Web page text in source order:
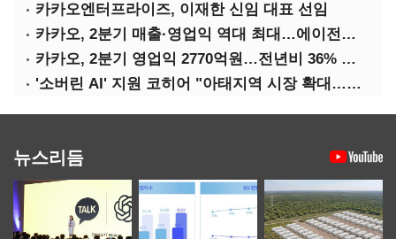
카카오엔터프라이즈, 이재한 신임 대표 선임
카카오, 2분기 매출·영업익 역대 최대…에이전트 AI 수익화 관건
카카오, 2분기 영업익 2770억원…전년비 36% 증가
'소버린 AI' 지원 코히어 "아태지역 시장 확대…한국·일본 법인 설립"
뉴스리듬